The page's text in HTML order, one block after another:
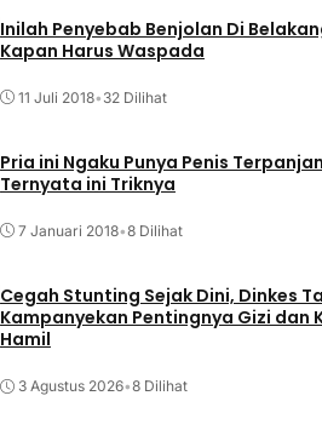
Inilah Penyebab Benjolan Di
Kapan Harus Waspada
11 Juli 2018• 32 Dilihat
Pria ini Ngaku Punya Penis
Ternyata ini Triknya
7 Januari 2018•8 Dilihat
Cegah Stunting Sejak Dini, Dinkes
Kampanyekan Pentingnya Gizi dan
Hamil
3 Agustus 2026•8 Dilihat